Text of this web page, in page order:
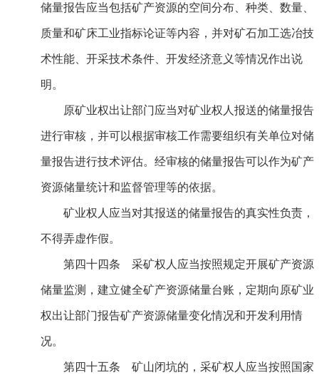
储量报告应当包括矿产资源的空间分布、种类、数量、
质量和矿床工业指标论证等内容，并对矿石加工选冶技
术性能、开采技术条件、开发经济意义等情况作出说
明。
原矿业权出让部门应当对矿业权人报送的储量报告
进行审核，并可以根据审核工作需要组织有关单位对储
量报告进行技术评估。经审核的储量报告可以作为矿产
资源储量统计和监督管理等的依据。
矿业权人应当对其报送的储量报告的真实性负责，
不得弄虚作假。
第四十四条 采矿权人应当按照规定开展矿产资源
储量监测，建立健全矿产资源储量台账，定期向原矿业
权出让部门报告矿产资源储量变化情况和开发利用情
况。
第四十五条 矿山闭坑的，采矿权人应当按照国家